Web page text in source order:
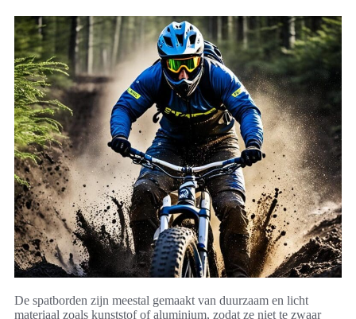
De spatborden zijn meestal gemaakt van duurzaam en licht
materiaal zoals kunststof of aluminium, zodat ze niet te zwaar